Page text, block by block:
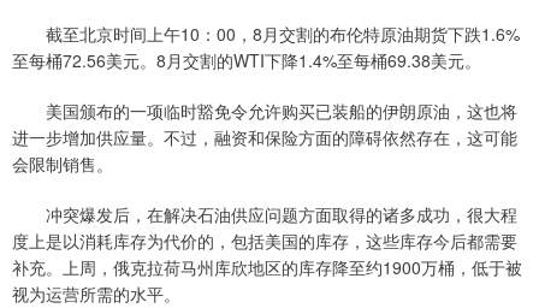
截至北京时间上午10：00，8月交割的布伦特原油期货下跌1.6%
至每桶72.56美元。8月交割的WTI下降1.4%至每桶69.38美元。
美国颁布的一项临时豁免令允许购买已装船的伊朗原油，这也将
进一步增加供应量。不过，融资和保险方面的障碍依然存在，这可能
会限制销售。
冲突爆发后，在解决石油供应问题方面取得的诸多成功，很大程
度上是以消耗库存为代价的，包括美国的库存，这些库存今后都需要
补充。上周，俄克拉荷马州库欣地区的库存降至约1900万桶，低于被
视为运营所需的水平。